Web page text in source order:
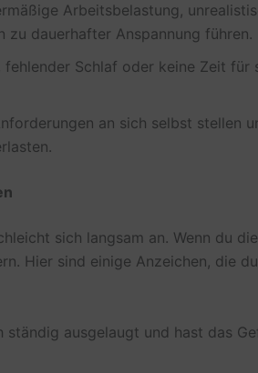
Arbeitsbelastung,
dauerhafter Anspannung führen.
fehlender Schlaf oder keine Zeit für
an sich selbst stellen
sich langsam an. Wenn du
Hier sind einige Anzeichen, die
ständig ausgelaugt und hast das